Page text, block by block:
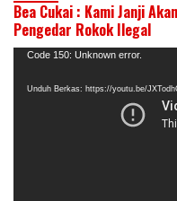
Bea Cukai : Kami Janji
Pengedar Rokok Ilegal
Pemutar
Code 150: Unknown error.
Unduh Berkas: https://youtu.be/